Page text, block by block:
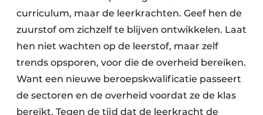
curriculum, maar de leerkrachten. Geef hen de
zuurstof om zichzelf te blijven ontwikkelen. Laat
hen niet wachten op de leerstof, maar zelf
trends opsporen, voor die de overheid bereiken.
Want een nieuwe beroepskwalificatie passeert
de sectoren en de overheid voordat ze de klas
bereikt. Tegen de tijd dat de leerkracht de